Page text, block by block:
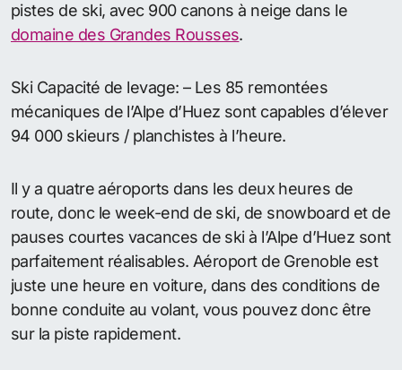
pistes de ski, avec 900 canons à neige dans le
domaine des Grandes Rousses.
Ski Capacité de levage: – Les 85 remontées
mécaniques de l’Alpe d’Huez sont capables d’élever
94 000 skieurs / planchistes à l’heure.
Il y a quatre aéroports dans les deux heures de
route, donc le week-end de ski, de snowboard et de
pauses courtes vacances de ski à l’Alpe d’Huez sont
parfaitement réalisables. Aéroport de Grenoble est
juste une heure en voiture, dans des conditions de
bonne conduite au volant, vous pouvez donc être
sur la piste rapidement.